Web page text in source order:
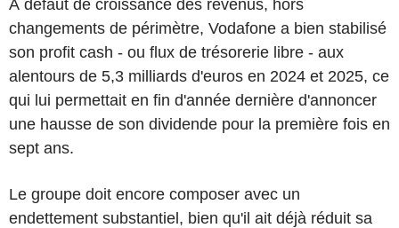
À défaut de croissance des revenus, hors
changements de périmètre, Vodafone a bien stabilisé
son profit cash - ou flux de trésorerie libre - aux
alentours de 5,3 milliards d'euros en 2024 et 2025, ce
qui lui permettait en fin d'année dernière d'annoncer
une hausse de son dividende pour la première fois en
sept ans.
Le groupe doit encore composer avec un
endettement substantiel, bien qu'il ait déjà réduit sa